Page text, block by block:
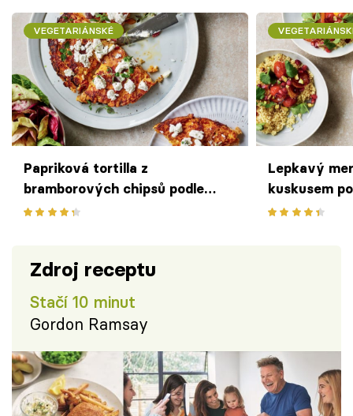
VEGETARIÁNSKÉ
Papriková tortilla z
bramborových chipsů podle
Gordona Ramsaye
Lepkavý
kuskusem
Ramsaye
Zdroj receptu
Stačí 10 minut
Gordon Ramsay